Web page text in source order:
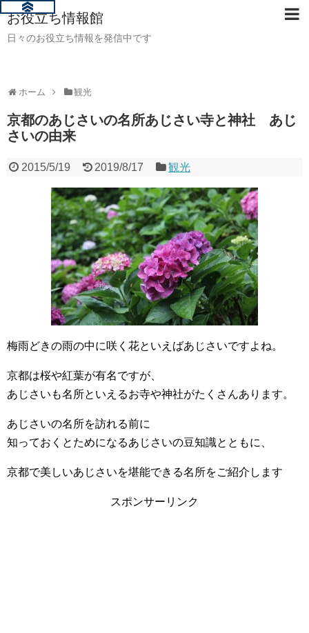
お役立ち情報館
日々のお役立ち情報を発信中です
ホーム 観光
京都のあじさいの名所あじさい寺と神社 あじ
さいの由来
2015/5/19 2019/8/17 観光
梅雨どきの雨の中に咲く花といえばあじさいですよね。
京都は桜や紅葉が有名ですが、
あじさいも名所といえるお寺や神社がたくさんあります。
あじさいの名所を訪れる前に
知っておくとためになるあじさいの豆知識とともに、
京都で美しいあじさいを堪能できる名所をご紹介します
スポンサーリンク